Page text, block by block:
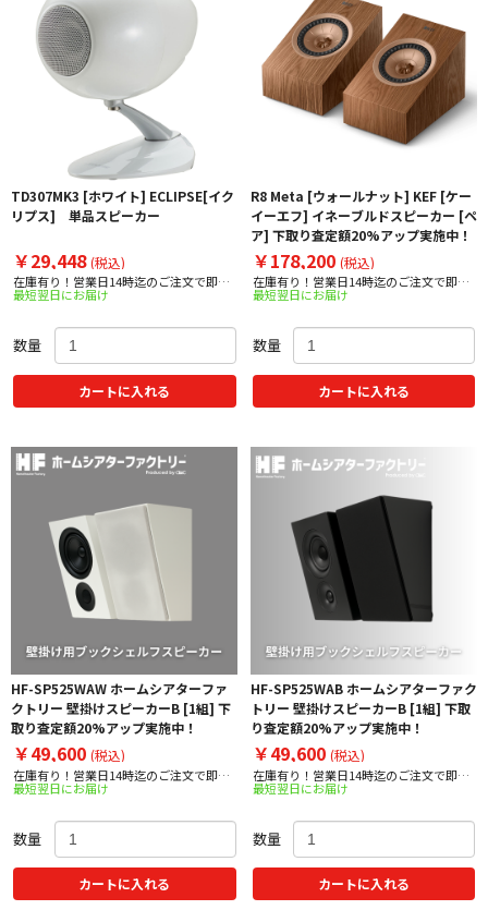
TD307MK3 [ホワイト] ECLIPSE[イク
リプス] 単品スピーカー
￥29,448(税込)
在庫有り！営業日14時迄のご注文で即日
出荷！
最短翌日にお届け
数量
カートに入れる
R8 Meta [ウォールナット] KEF [ケー
イーエフ] イネーブルドスピーカー [ペ
ア] 下取り査定額20%アップ実施中！
￥178,200 (税込)
在庫有り！営業日14時迄のご注文で即日
出荷！
最短翌日にお届け
数量
カートに入れる
HF-SP525WAW ホームシアターファ
クトリー 壁掛けスピーカーB [1組] 下
取り査定額20%アップ実施中！
￥49,600 (税込)
在庫有り！営業日14時迄のご注文で即日
出荷！
最短翌日にお届け
数量
カートに入れる
HF-SP525WAB ホームシアターファク
トリー 壁掛けスピーカーB [1組] 下取
り査定額20%アップ実施中！
￥49,600 (税込)
在庫有り！営業日14時迄のご注文で即日
出荷！
最短翌日にお届け
数量
カートに入れる